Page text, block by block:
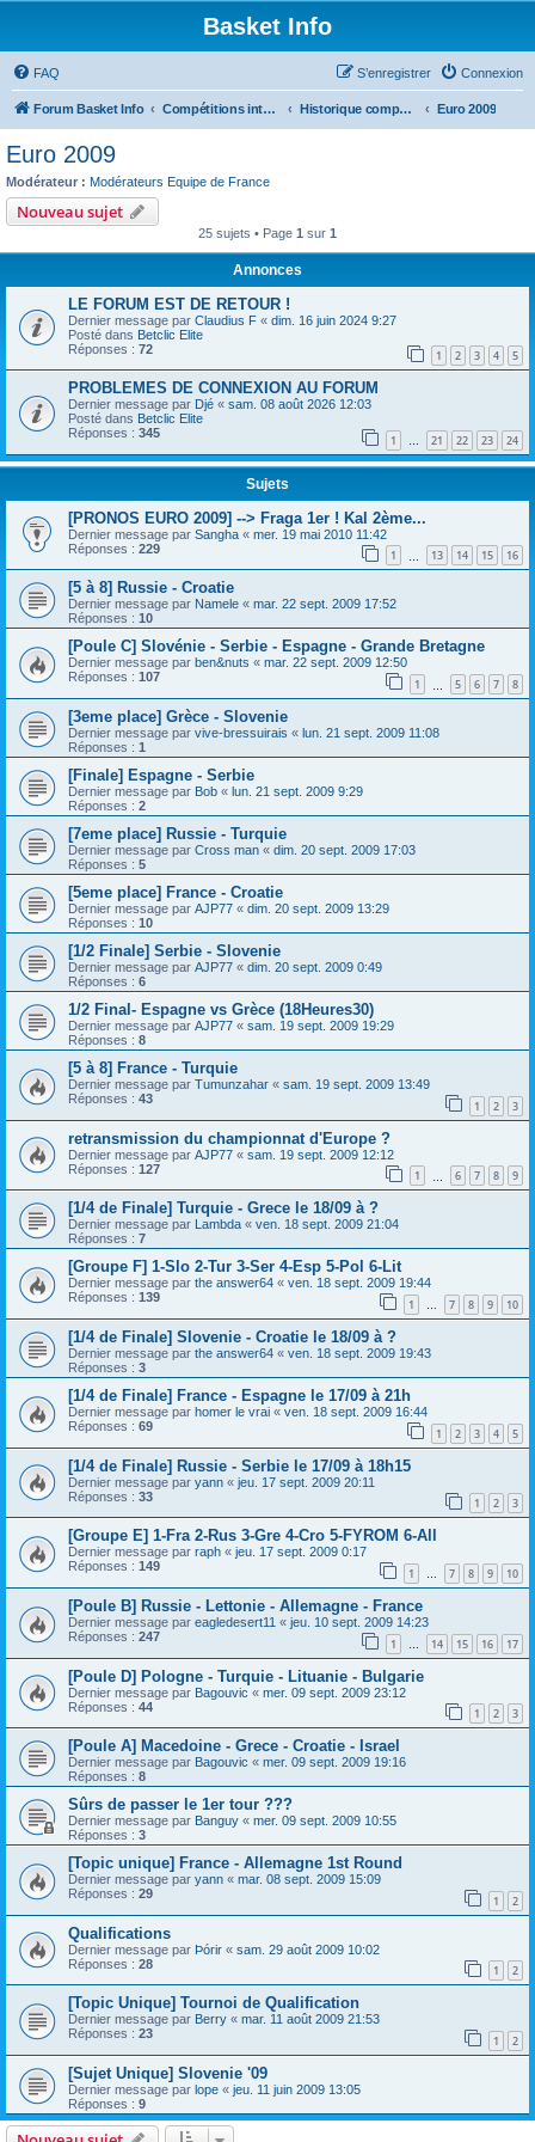
Basket Info
FAQ Connexion
S’enregistrer
Forum Basket Info Compétitions internationales Historique compétitions Euro 2009
Euro 2009
Modérateur : Modérateurs Equipe de France
Nouveau sujet
25 sujets • Page 1 sur 1
Annonces
LE FORUM EST DE RETOUR !
Dernier message par Claudius F « dim. 16 juin 2024 9:27
Posté dans Betclic Elite
Réponses : 72 1 2 3 4 5
PROBLEMES DE CONNEXION AU FORUM
Dernier message par Djé « sam. 08 août 2026 12:03
Posté dans Betclic Elite
Réponses : 345 1 … 21 22 23 24
Sujets
[PRONOS EURO 2009] --> Fraga 1er ! Kal 2ème...
Dernier message par Sangha « mer. 19 mai 2010 11:42
Réponses : 229 1 13 14 15 16
[5 à 8] Russie - Croatie
Dernier message par Namele « mar. 22 sept. 2009 17:52
Réponses : 10
[Poule C] Slovénie - Serbie - Espagne - Grande Bretagne
Dernier message par ben&nuts « mar. 22 sept. 2009 12:50
Réponses : 107 1 5 6 7 8
[3eme place] Grèce - Slovenie
Dernier message par vive-bressuirais « lun. 21 sept. 2009 11:08
Réponses : 1
[Finale] Espagne - Serbie
Dernier message par Bob « lun. 21 sept. 2009 9:29
Réponses : 2
[7eme place] Russie - Turquie
Dernier message par Cross man « dim. 20 sept. 2009 17:03
Réponses : 5
[5eme place] France - Croatie
Dernier message par AJP77 « dim. 20 sept. 2009 13:29
Réponses : 10
[1/2 Finale] Serbie - Slovenie
Dernier message par AJP77 « dim. 20 sept. 2009 0:49
Réponses : 6
1/2 Final- Espagne vs Grèce (18Heures30)
Dernier message par AJP77 « sam. 19 sept. 2009 19:29
Réponses : 8
[5 à 8] France - Turquie
Dernier message par Tumunzahar « sam. 19 sept. 2009 13:49
Réponses : 43 1 2 3
retransmission du championnat d'Europe ?
Dernier message par AJP77 « sam. 19 sept. 2009 12:12
Réponses : 127 1 6 7 8 9
[1/4 de Finale] Turquie - Grece le 18/09 à ?
Dernier message par Lambda « ven. 18 sept. 2009 21:04
Réponses : 7
[Groupe F] 1-Slo 2-Tur 3-Ser 4-Esp 5-Pol 6-Lit
Dernier message par the answer64 « ven. 18 sept. 2009 19:44
Réponses : 139 1 … 7 8 9 10
[1/4 de Finale] Slovenie - Croatie le 18/09 à ?
Dernier message par the answer64 « ven. 18 sept. 2009 19:43
Réponses : 3
[1/4 de Finale] France - Espagne le 17/09 à 21h
Dernier message par homer le vrai « ven. 18 sept. 2009 16:44
Réponses : 69 1 2 3 4 5
[1/4 de Finale] Russie - Serbie le 17/09 à 18h15
Dernier message par yann « jeu. 17 sept. 2009 20:11
Réponses : 33 1 2 3
[Groupe E] 1-Fra 2-Rus 3-Gre 4-Cro 5-FYROM 6-All
Dernier message par raph « jeu. 17 sept. 2009 0:17
Réponses : 149 1 … 7 8 9 10
[Poule B] Russie - Lettonie - Allemagne - France
Dernier message par eagledesert11 « jeu. 10 sept. 2009 14:23
Réponses : 247 1 … 14 15 16 17
[Poule D] Pologne - Turquie - Lituanie - Bulgarie
Dernier message par Bagouvic « mer. 09 sept. 2009 23:12
Réponses : 44 1 2 3
[Poule A] Macedoine - Grece - Croatie - Israel
Dernier message par Bagouvic « mer. 09 sept. 2009 19:16
Réponses : 8
Sûrs de passer le 1er tour ???
Dernier message par Banguy « mer. 09 sept. 2009 10:55
Réponses : 3
[Topic unique] France - Allemagne 1st Round
Dernier message par yann « mar. 08 sept. 2009 15:09
Réponses : 29 1 2
Qualifications
Dernier message par Þórir « sam. 29 août 2009 10:02
Réponses : 28 1 2
[Topic Unique] Tournoi de Qualification
Dernier message par Berry « mar. 11 août 2009 21:53
Réponses : 23 1 2
[Sujet Unique] Slovenie '09
Dernier message par lope « jeu. 11 juin 2009 13:05
Réponses : 9